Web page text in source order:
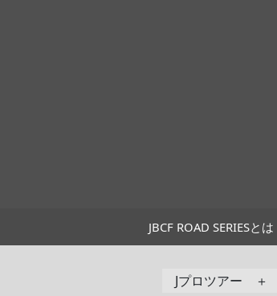
JBCF ROAD SERIESとは
Jプロツアー ＋